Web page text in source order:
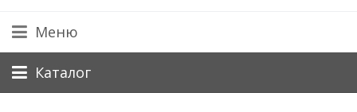
Меню
Каталог